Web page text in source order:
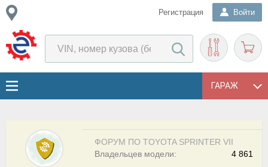
Регистрация Войти
ГАРАЖ
ФОРУМ ПО TOYOTA SPRINTER VII
4 861
Владельцев модели: